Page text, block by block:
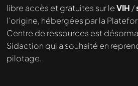
demandé....
libre accès et gratuites sur leVIH /
l’origine, hébergées par la
Centre de ressources est
Sidaction qui a souhaité en
pilotage.